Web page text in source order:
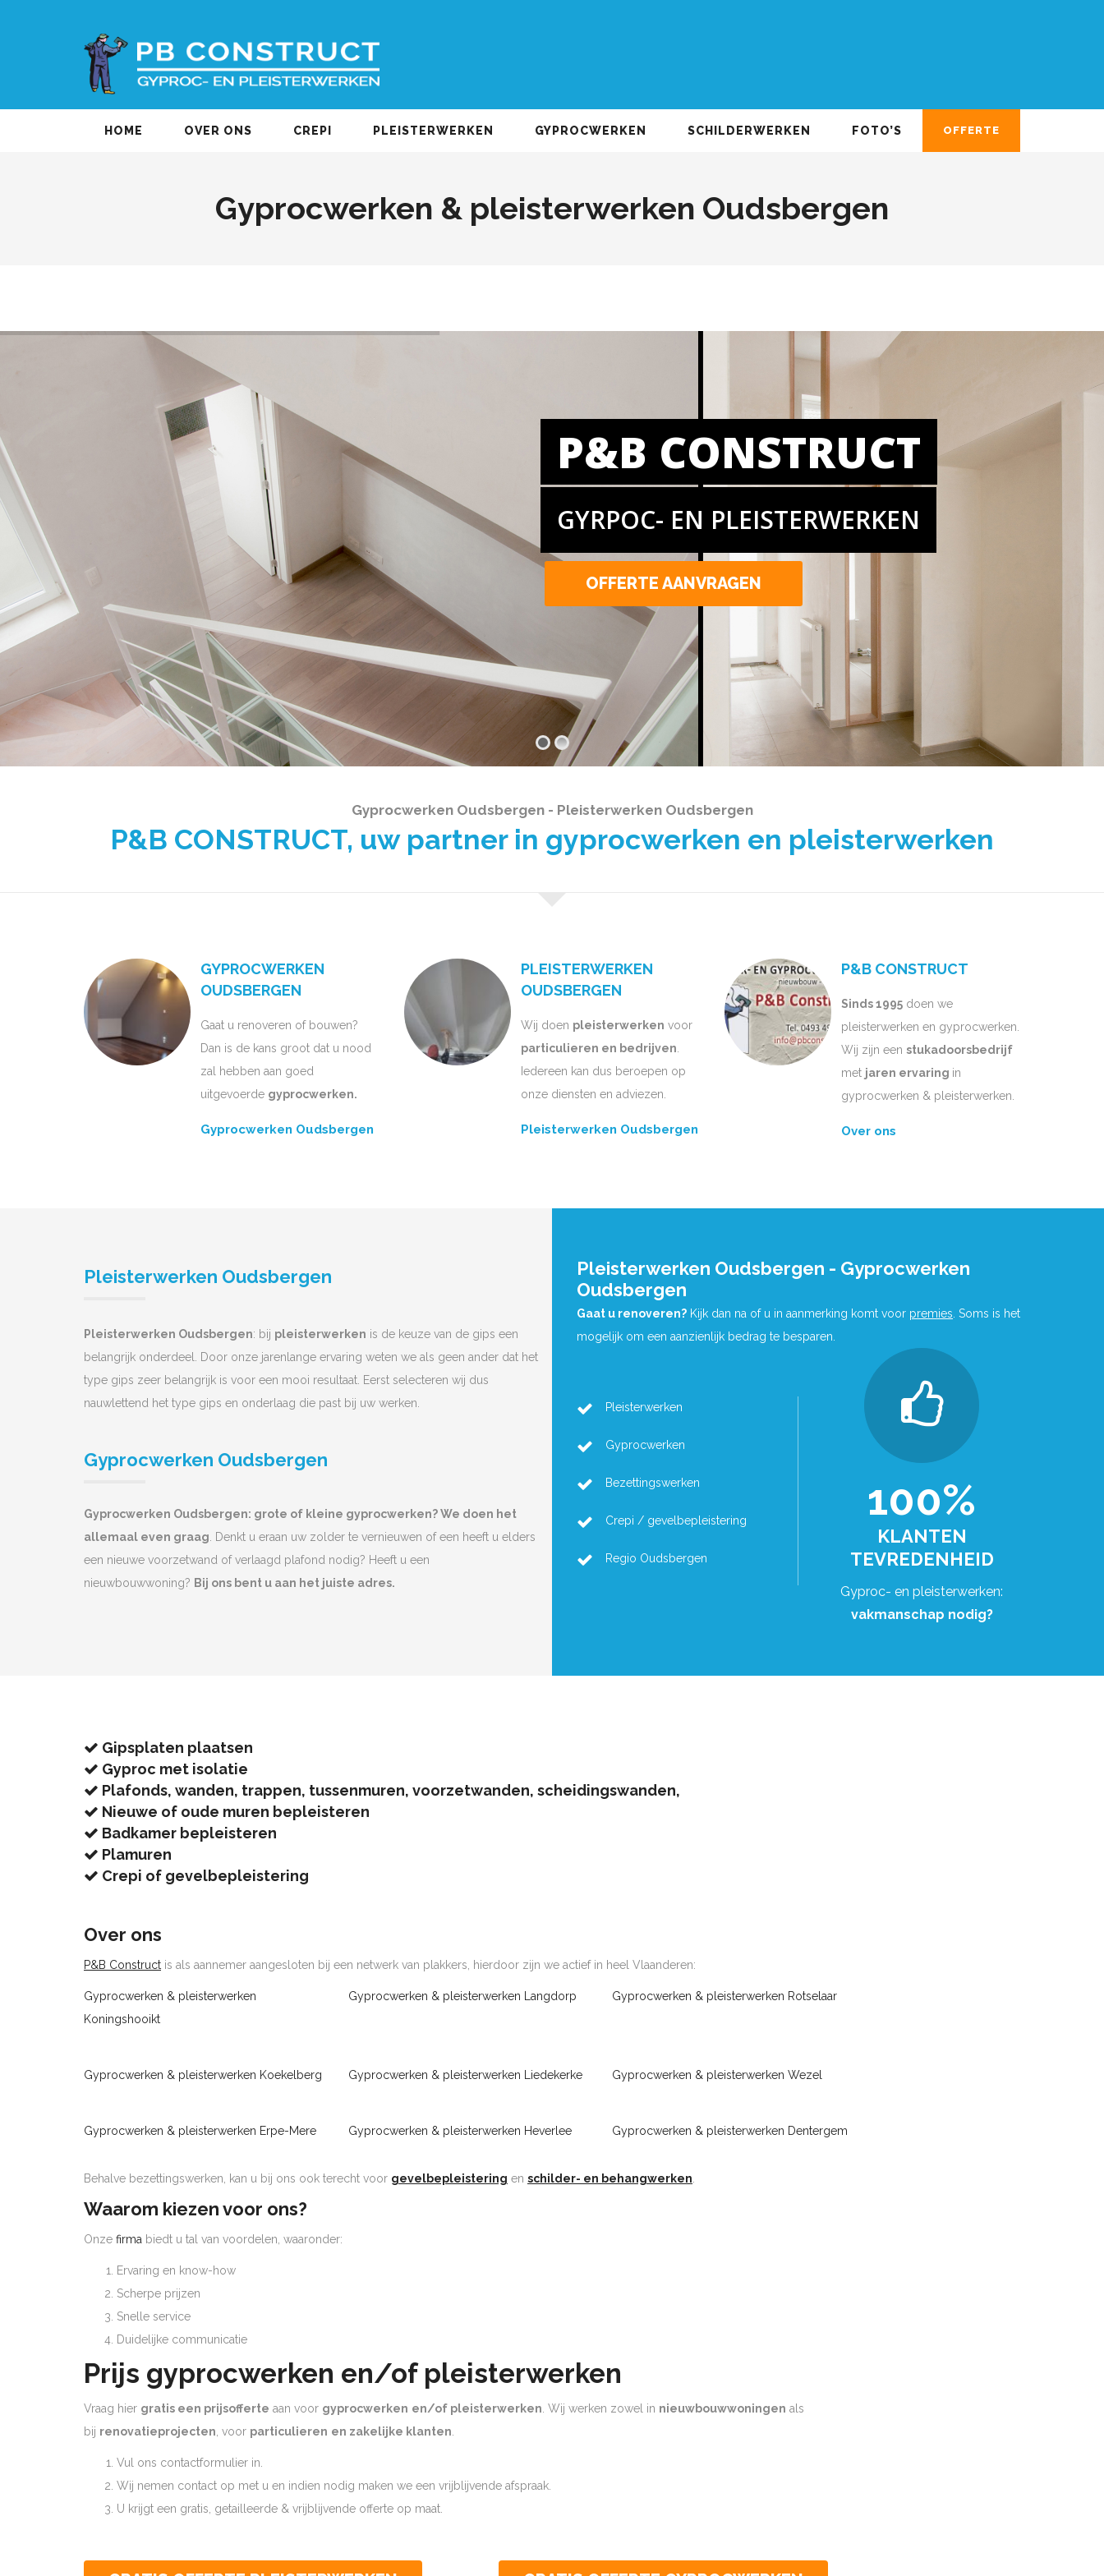
HOME OVER ONS CREPI PLEISTERWERKEN GYPROCWERKEN SCHILDERWERKEN FOTO’S OFFERTE
Gyprocwerken & pleisterwerken Oudsbergen
P&B CONSTRUCT
GYRPOC- EN PLEISTERWERKEN
OFFERTE AANVRAGEN
Gyprocwerken Oudsbergen - Pleisterwerken Oudsbergen
P&B CONSTRUCT, uw partner in gyprocwerken en pleisterwerken
GYPROCWERKEN
OUDSBERGEN
Gaat u renoveren of bouwen?
Dan is de kans groot dat u nood
zal hebben aan goed
uitgevoerde gyprocwerken.
Gyprocwerken Oudsbergen
PLEISTERWERKEN
OUDSBERGEN
Wij doen pleisterwerken voor
particulieren en bedrijven
Iedereen kan dus beroepen op
onze diensten en adviezen.
Pleisterwerken Oudsbergen
P&B CONSTRUCT
Sinds 1995 doen we
pleisterwerken en gyprocwerken.
Wij zijn een stukadoorsbedrijf
met jaren ervaring in
gyprocwerken & pleisterwerken.
Over ons
Pleisterwerken Oudsbergen
Pleisterwerken Oudsbergen: bij pleisterwerken is de keuze van de gips een
belangrijk onderdeel. Door onze jarenlange ervaring weten we als geen ander dat het
type gips zeer belangrijk is voor een mooi resultaat. Eerst selecteren wij dus
nauwlettend het type gips en onderlaag die past bij uw werken.
Gyprocwerken Oudsbergen
Gyprocwerken Oudsbergen: grote of kleine gyprocwerken? We doen het
allemaal even graag . Denkt u eraan uw zolder te vernieuwen of een heeft u elders
een nieuwe voorzetwand of verlaagd plafond nodig? Heeft u een
nieuwbouwwoning? Bij ons bent u aan het juiste adres.
Pleisterwerken Oudsbergen - Gyprocwerken
Oudsbergen
Gaat u renoveren? Kijk dan na of u in aanmerking komt voor premies . Soms is het
mogelijk om een aanzienlijk bedrag te besparen.
Pleisterwerken
Gyprocwerken
Bezettingswerken
Crepi / gevelbepleistering
Regio Oudsbergen
100%
KLANTEN
TEVREDENHEID
Gyproc- en pleisterwerken:
vakmanschap nodig?
Gipsplaten plaatsen
Gyproc met isolatie
Plafonds, wanden, trappen, tussenmuren, voorzetwanden, scheidingswanden,
Nieuwe of oude muren bepleisteren
Badkamer bepleisteren
Plamuren
Crepi of gevelbepleistering
Over ons
P&B Construct is als aannemer aangesloten bij een netwerk van plakkers, hierdoor zijn we actief in heel Vlaanderen:
Gyprocwerken & pleisterwerken
Koningshooikt
Gyprocwerken & pleisterwerken Langdorp Gyprocwerken & pleisterwerken Rotselaar
Gyprocwerken & pleisterwerken Koekelberg Gyprocwerken & pleisterwerken Liedekerke Gyprocwerken & pleisterwerken Wezel
Gyprocwerken & pleisterwerken Erpe-Mere Gyprocwerken & pleisterwerken Heverlee Gyprocwerken & pleisterwerken Dentergem
Behalve bezettingswerken, kan u bij ons ook terecht voor gevelbepleistering en schilder- en behangwerken
Waarom kiezen voor ons?
Onze firma biedt u tal van voordelen, waaronder:
Ervaring en know-how
Scherpe prijzen
Snelle service
Duidelijke communicatie
Prijs gyprocwerken en/of pleisterwerken
Vraag hier gratis een prijsofferte aan voor gyprocwerken en/of pleisterwerken . Wij werken zowel in nieuwbouwwoningen als
bij renovatieprojecten , voor particulieren en zakelijke klanten
Vul ons contactformulier in.
Wij nemen contact op met u en indien nodig maken we een vrijblijvende afspraak.
U krijgt een gratis, getailleerde & vrijblijvende offerte op maat.